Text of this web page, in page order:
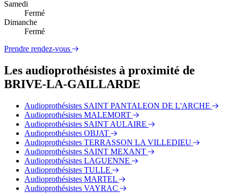
Samedi
Fermé
Dimanche
Fermé
Prendre rendez-vous
Les audioprothésistes à proximité de
BRIVE-LA-GAILLARDE
Audioprothésistes SAINT PANTALEON DE L'ARCHE
Audioprothésistes MALEMORT
Audioprothésistes SAINT AULAIRE
Audioprothésistes OBJAT
Audioprothésistes TERRASSON LA VILLEDIEU
Audioprothésistes SAINT MEXANT
Audioprothésistes LAGUENNE
Audioprothésistes TULLE
Audioprothésistes MARTEL
Audioprothésistes VAYRAC